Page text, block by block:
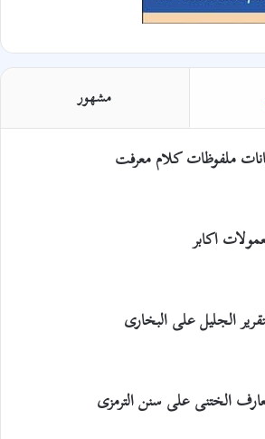
مشھور
ملفوظات کلام معرفت
اکابر
الجلیل علی البخاری
الختنی علی سنن الترمزی